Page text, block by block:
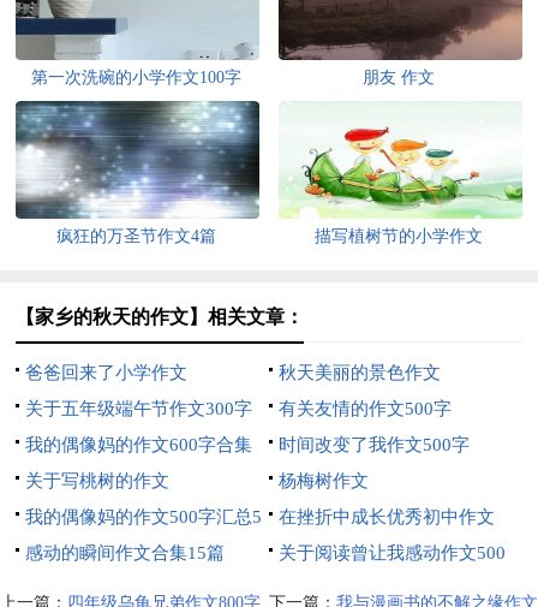
第一次洗碗的小学作文100字 朋友 作文
疯狂的万圣节作文4篇 描写植树节的小学作文
【家乡的秋天的作文】相关文章：
爸爸回来了小学作文
秋天美丽的景色作文
关于五年级端午节作文300字
三篇
有关友情的作文500字
我的偶像妈的作文600字合集
五篇
时间改变了我作文500字
关于写桃树的作文
杨梅树作文
我的偶像妈的作文500字汇总5
篇
在挫折中成长优秀初中作文
感动的瞬间作文合集15篇
关于阅读曾让我感动作文500
上一篇： 四年级乌龟兄弟作文800字 下一篇： 我与漫画书的不解之缘作文